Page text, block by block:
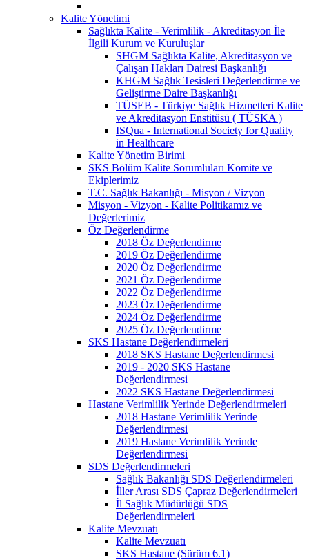
Kalite Yönetimi
Sağlıkta Kalite - Verimlilik - Akreditasyon İle
İlgili Kurum ve Kuruluşlar
SHGM Sağlıkta Kalite, Akreditasyon ve
Çalışan Hakları Dairesi Başkanlığı
KHGM Sağlık Tesisleri Değerlendirme ve
Geliştirme Daire Başkanlığı
TÜSEB - Türkiye Sağlık Hizmetleri Kalite
ve Akreditasyon Enstitüsü ( TÜSKA )
ISQua - International Society for Quality
in Healthcare
Kalite Yönetim Birimi
SKS Bölüm Kalite Sorumluları Komite ve
Ekiplerimiz
T.C. Sağlık Bakanlığı - Misyon / Vizyon
Misyon - Vizyon - Kalite Politikamız ve
Değerlerimiz
Öz Değerlendirme
2018 Öz Değerlendirme
2019 Öz Değerlendirme
2020 Öz Değerlendirme
2021 Öz Değerlendirme
2022 Öz Değerlendirme
2023 Öz Değerlendirme
2024 Öz Değerlendirme
2025 Öz Değerlendirme
SKS Hastane Değerlendirmeleri
2018 SKS Hastane Değerlendirmesi
2019 - 2020 SKS Hastane
Değerlendirmesi
2022 SKS Hastane Değerlendirmesi
Hastane Verimlilik Yerinde Değerlendirmeleri
2018 Hastane Verimlilik Yerinde
Değerlendirmesi
2019 Hastane Verimlilik Yerinde
Değerlendirmesi
SDS Değerlendirmeleri
Sağlık Bakanlığı SDS Değerlendirmeleri
İller Arası SDS Çapraz Değerlendirmeleri
İl Sağlık Müdürlüğü SDS
Değerlendirmeleri
Kalite Mevzuatı
Kalite Mevzuatı
SKS Hastane (Sürüm 6.1)